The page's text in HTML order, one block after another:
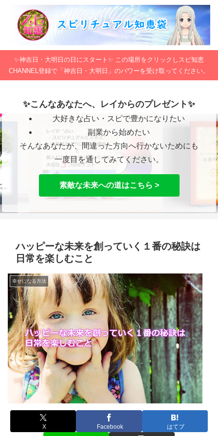
✨神吉日・大明日の日にスタート✨ この場所をクリックしスピ知恵
CHANNEL登録で「神吉日・大明日」のパワーを受け取ってください。
✨こんなあなたへ、レイからのプレゼント✨
大好きな占い・スピで豊かになりたい
副業から始めたい
そんなあなたが、間違った方向へ行かないためにも
一度目を通してみてください。
素敵な未来への道はこちら >
ハッピーな未来を創っていく１番の秘訣は
日常を楽しむこと
幸せになる方法
X Facebook はてブ